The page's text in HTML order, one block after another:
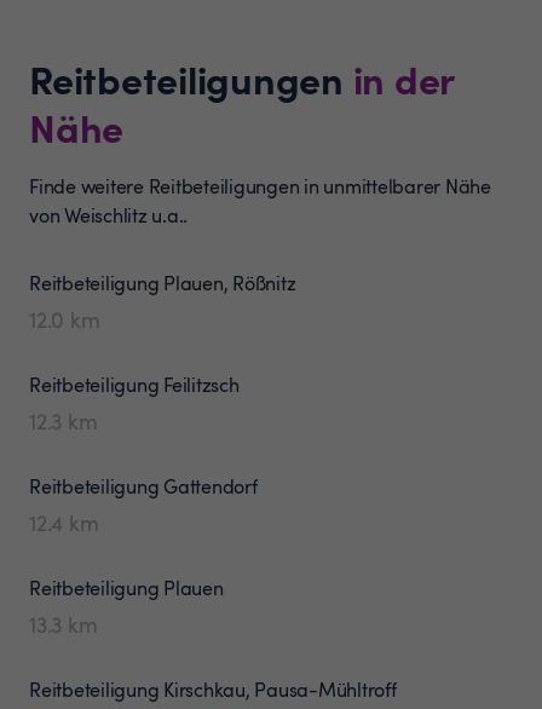
Reitbeteiligungen in der
Nähe
Finde weitere Reitbeteiligungen in unmittelbarer Nähe
von Weischlitz u.a..
Reitbeteiligung Plauen, Rößnitz
12.0 km
Reitbeteiligung Feilitzsch
12.3 km
Reitbeteiligung Gattendorf
12.4 km
Reitbeteiligung Plauen
13.3 km
Reitbeteiligung Kirschkau, Pausa-Mühltroff